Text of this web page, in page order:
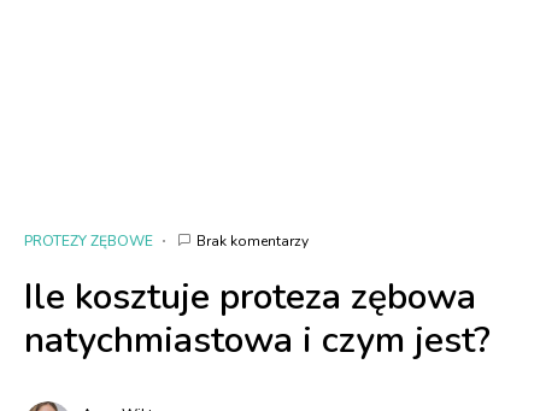
PROTEZY ZĘBOWE Brak komentarzy
Ile kosztuje proteza zębowa
natychmiastowa i czym jest?